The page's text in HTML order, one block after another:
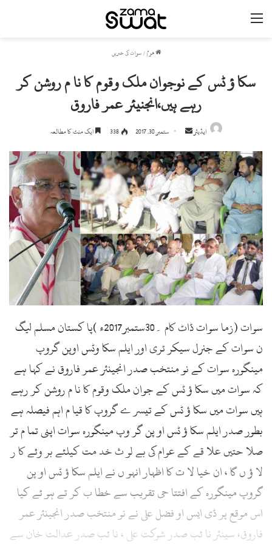
ھوم / سوات کی خبریں
سکا ؤ ٹس کے نوجوان ملک وقوم کا نا م روشن کر
رہے ہیں،انجنیئر عمر فاروق
ایڈیٹر
n
d
n
e
m
a
i
l
ستمبر 30, 2017 338 ایک منٹ کا مطالعہ
سوات (زما سوات ڈاٹ کام ۔30ستمبر2017ء )پا کستان مسلم لیگ
ن سوات کے جنرل سیکر ٹری اور ایلم سکا وٹس اوپن گروپ
مینگورہ سوات کے نو منتخب صدر انجینئر عمر فاروق نے کہا ہے
کہ سوات میں سکا ؤ ٹس کے جوان ملک وقوم کا نا م روشن کر رہے
ہیں سوات میں سکا ؤ ٹس کے تیسر ے گروپ کا قیا م اہم فیصلہ ہے
بطور صدر ایلم سکا ؤ ٹس او پن گر وپ مینگورہ سوات اپنی تما م تر
صلا حتیں علا قے کے عوام کی بے لو ث خد مت کیلئے بر وئے کا ر
لا ؤ ں گا ، ان خیا لا ت کا اظہار انہو ں نے ایلم سکا ؤ ٹس او پن
گروپ مینگورہ کے افتتا حی تقریب سے خطا ب کر تے ہو ئے کیا
اس موقع پر ڈی ایس او فضل علی نے نو منتخب صدر انجینئر عمر
فاروق، سینئر نا ئب صدر شوکت علی ، نا ئب صدر عدالت خان سے